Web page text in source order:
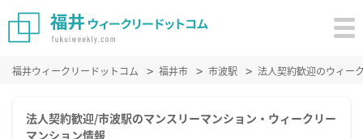
福井ウィークリードットコム 福井市 市波駅 法人契約歓迎のウィー
法人契約歓迎/市波駅のマンスリーマンション・ウィークリー
マンション情報